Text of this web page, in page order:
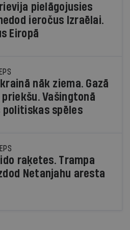
pielāgojusies
ieročus Izraēlai.
Eiropā
nāk ziema. Gazā
Vašingtonā
spēles
raķetes. Trampa
Netanjahu aresta